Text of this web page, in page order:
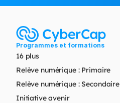
Programmes et formations
16 plus
Relève numérique : Primaire
Relève numérique : Secondaire
Initiative avenir